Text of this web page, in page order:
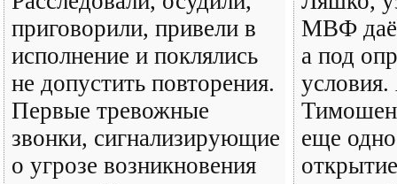
приговорили, привели в
исполнение и поклялись
не допустить повторения.
Первые тревожные
звонки, сигнализирующие
о угрозе возникновения
МВФ
а под
еще